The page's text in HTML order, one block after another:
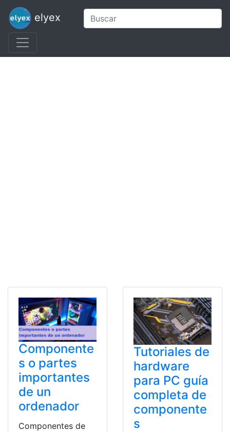
elyex
Componente
s o partes
importantes
de un
ordenador
Componentes de
Tutoriales de
hardware
para PC guía
completa de
componente
s